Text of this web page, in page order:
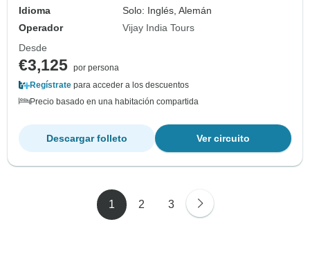
Idioma
Solo: Inglés, Alemán
Operador
Vijay India Tours
Desde
€3,125 por persona
Regístrate para acceder a los descuentos
Precio basado en una habitación compartida
Ver circuito
Descargar folleto
1 2 3